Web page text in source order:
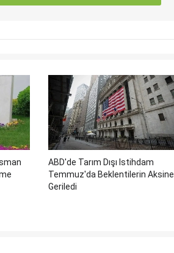
ABD'de Tarım Dışı Istihdam
Temmuz'da Beklentilerin Aksine
Geriledi